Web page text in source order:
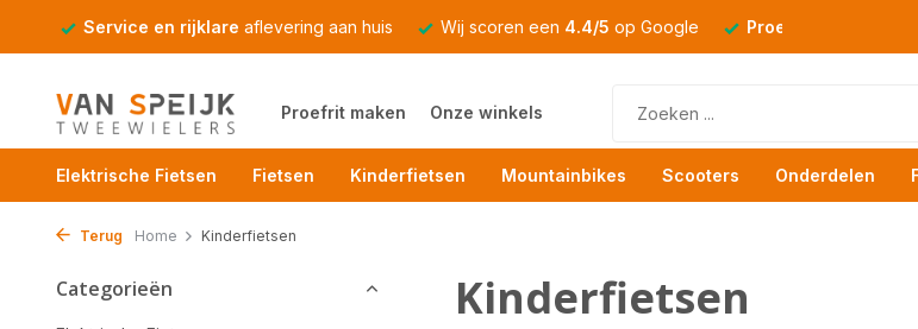
Service en rijklare aflevering aan huis Wij scoren een 4.4/5 op Google Proefrit
Proefrit maken Onze winkels
Elektrische Fietsen Fietsen Kinderfietsen Mountainbikes Scooters Onderdelen
Terug Home Kinderfietsen
Categorieën Kinderfietsen